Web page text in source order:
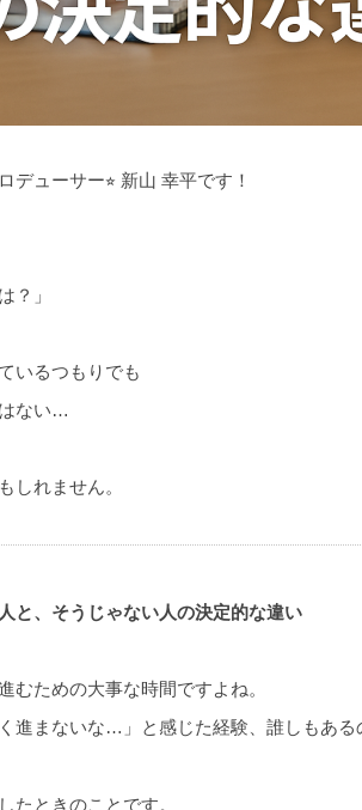
デューサー⭐︎ 新山 幸平です！
？」
いるつもりでも
ない…
しれません。
と、そうじゃない人の決定的な違い
むための大事な時間ですよね。
進まないな…」と感じた経験、誰しもある
たときのことです。